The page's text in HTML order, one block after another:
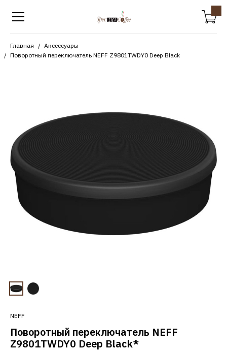
Главная
Аксессуары
Поворотный переключатель NEFF Z9801TWDY0 Deep Black
NEFF
Поворотный переключатель NEFF
Z9801TWDY0 Deep Black*